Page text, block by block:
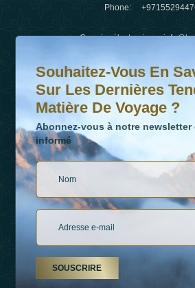
Phone:
Courrier électronique:
WhatsApp N°
LIENS
À Propos De Nous
Types De Vacances
Souhaitez-vous en savoir plus
Abonnez-vous à notre newsletter
Souhaitez-Vous En
Sur Les Dernières
Matière De Voyage ?
Abonnez-vous à notre newsletter
informé
SOUSCRIRE